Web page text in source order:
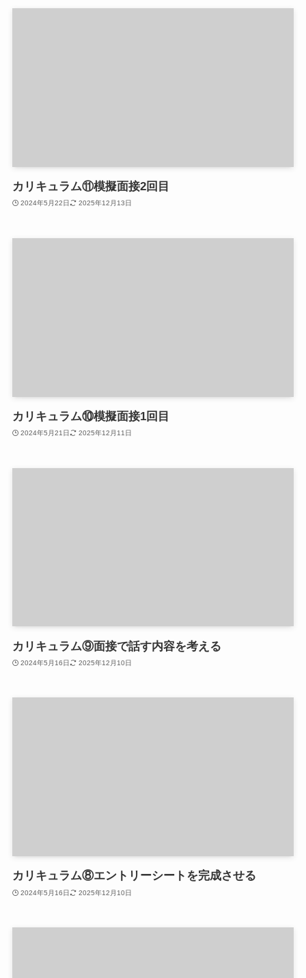
カリキュラム⑪模擬面接2回目
2024年5月22日 2025年12月13日
カリキュラム⑩模擬面接1回目
2024年5月21日 2025年12月11日
カリキュラム⑨面接で話す内容を考える
2024年5月16日 2025年12月10日
カリキュラム⑧エントリーシートを完成させる
2024年5月16日 2025年12月10日